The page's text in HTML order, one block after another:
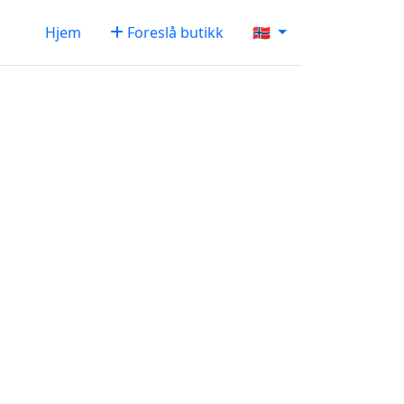
Hjem Foreslå butikk 🇳🇴